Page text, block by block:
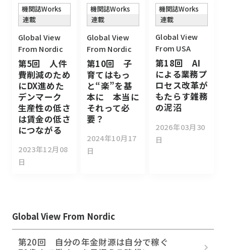
機関誌Works
連載
Global View
From Nordic
第5回 人件
費削減のため
にDX進めた
デンマーク
生産性の低さ
は賃金の低さ
につながる
2023年12月08
日
機関誌Works
連載
Global View
From Nordic
第10回 子
育てはもっ
と“楽”を基
本に 本当に
それって必
要？
2024年10月17
日
機関誌Works
連載
Global View
From USA
第18回 AI
による業務プ
ロセス改革が
もたらす雑務
の泥沼
2026年03月30
日
Global View From Nordic
第20回 自分の年金財源は自分で稼ぐ